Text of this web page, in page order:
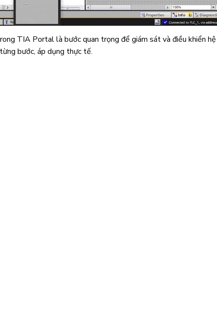
TIA Portal là bước quan trọng để giám sát và điều khiển
bước, áp dụng thực tế.